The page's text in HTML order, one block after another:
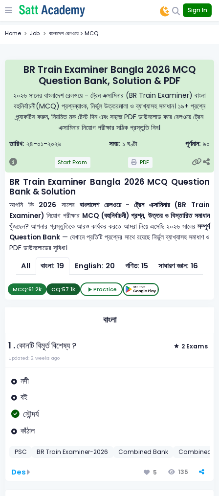
Sign In
Home Job বাংলাদেশ রেলওয়ে > MCQ
BR Train Examiner Bangla 2026 MCQ
Question Bank, Solution & PDF
২০২৬ সালের বাংলাদেশ রেলওয়ে - ট্রেন এক্সামিনার (BR Train Examiner) বাংলা
বহুনির্বাচনী(MCQ) প্রশ্নব্যাংক, নির্ভুল উত্তরমালা ও ব্যাখ্যাসহ সমাধান। ১৯+ প্রশ্নে
প্র্যাকটিস করুন, নিয়মিত মক টেস্ট দিন এবং সহজে PDF ডাউনলোড করে রেলওয়ে ট্রেন
এক্সামিনার নিয়োগ পরীক্ষার সঠিক প্রস্তুতি নিন।
তারিখ: ২৪-০১-২০২৬ সময়: ১ ঘণ্টা পূর্ণমান: ৯০
Start Exam PDF
BR Train Examiner Bangla 2026 MCQ Question
Bank & Solution
আপনি কি 2026 সালেরবাংলাদেশ রেলওয়ে - ট্রেন এক্সামিনার (BR Train
Examiner) নিয়োগ পরীক্ষার MCQ (বহুনির্বাচনী) প্রশ্ন, উত্তর ও বিস্তারিত সমাধান
খুঁজছেন? আপনার প্রস্তুতিকে আরও কার্যকর করতে আমরা নিয়ে এসেছি ২০২৬ সালের সম্পূর্ণ
Question Bank — যেখানে প্রতিটি প্রশ্নের সাথে রয়েছে নির্ভুল ব্যাখ্যাসহ সমাধাণ ও
PDF ডাউনলোডের সুবিধা।
All বাংলা: 19 English: 20 গণিত: 15 সাধারণ জ্ঞান: 16
MCQ:61.2k CQ:57.1k Practice
বাংলা
1 .কোনটি বিমূর্ত বিশেষ্য ? 2 Exams
Updated: 2 weeks ago
নদী
বই
সৌন্দর্য
কাঁঠাল
PSC BR Train Examiner-2026 Combined Bank Combined
Des 5 135